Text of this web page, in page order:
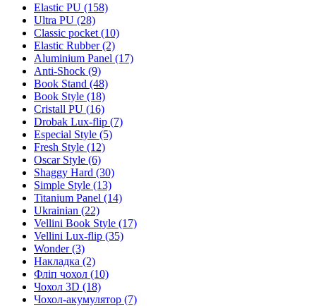
Elastic PU (158)
Ultra PU (28)
Classic pocket (10)
Elastic Rubber (2)
Aluminium Panel (17)
Anti-Shock (9)
Book Stand (48)
Book Style (18)
Cristall PU (16)
Drobak Lux-flip (7)
Especial Style (5)
Fresh Style (12)
Oscar Style (6)
Shaggy Hard (30)
Simple Style (13)
Titanium Panel (14)
Ukrainian (22)
Vellini Book Style (17)
Vellini Lux-flip (35)
Wonder (3)
Накладка (2)
Фліп чохол (10)
Чохол 3D (18)
Чохол-акумулятор (7)